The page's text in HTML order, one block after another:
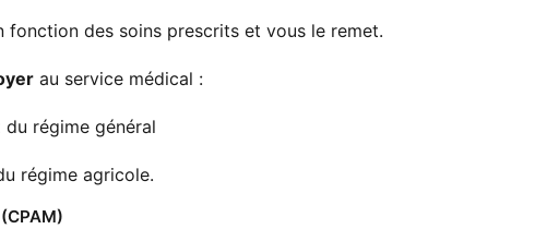
des soins prescrits et vous le remet.
au service médical :
régime général
régime agricole.